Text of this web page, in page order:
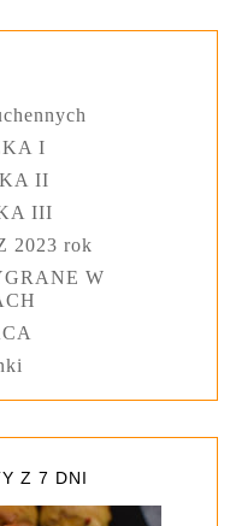
I
II
III
2023 rok
W
Z 7 DNI